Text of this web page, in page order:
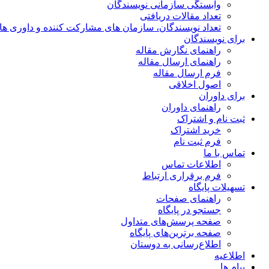
وابستگی سازمانی نویسندگان
تعداد مقالات دریافتی
تعداد نویسندگان، سازمان های مشارکت کننده و داوری های
برای نویسندگان
راهنمای نگارش مقاله
راهنمای ارسال مقاله
فرم ارسال مقاله
اصول اخلاقی
برای داوران
راهنمای داوران
ثبت نام و اشتراک
خرید اشتراک
فرم ثبت نام
تماس با ما
اطلاعات تماس
فرم برقراری ارتباط
تسهیلات پایگاه
راهنمای صفحات
جستجو در پایگاه
صفحه پرسش‌های متداول
صفحه برترین‌های پایگاه
اطلاع‌رسانی به دوستان
اطلاعیه
پیام ها